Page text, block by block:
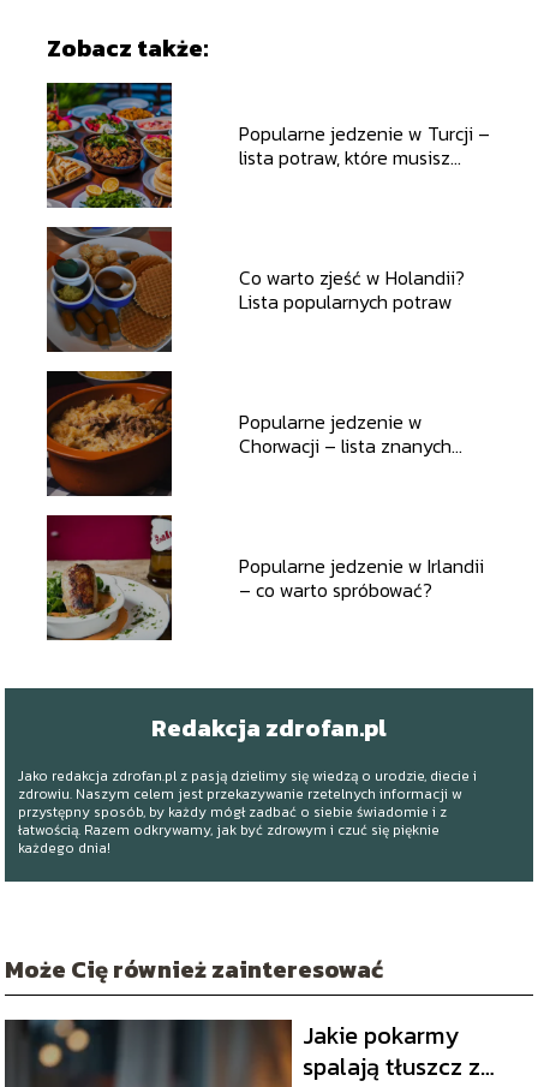
Zobacz także:
Popularne jedzenie w Turcji –
lista potraw, które musisz
Co warto zjeść w Holandii?
Lista popularnych potraw
Popularne jedzenie w
Chorwacji – lista znanych
Popularne jedzenie w Irlandii
– co warto spróbować?
Redakcja zdrofan.pl
Jako redakcja zdrofan.pl z pasją dzielimy się wiedzą o urodzie, diecie i
zdrowiu. Naszym celem jest przekazywanie rzetelnych informacji w
przystępny sposób, by każdy mógł zadbać o siebie świadomie i z
łatwością. Razem odkrywamy, jak być zdrowym i czuć się pięknie
każdego dnia!
Może Cię również zainteresować
Jakie pokarmy
spalają tłuszcz z